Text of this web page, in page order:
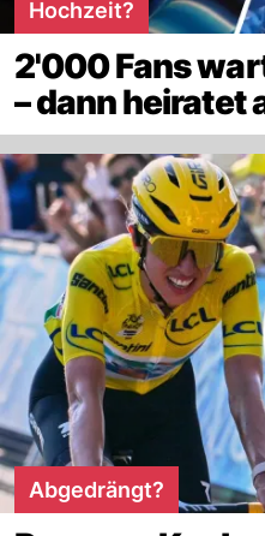
Hochzeit?
2'000 Fans
– dann heiratet
Abgedrängt?